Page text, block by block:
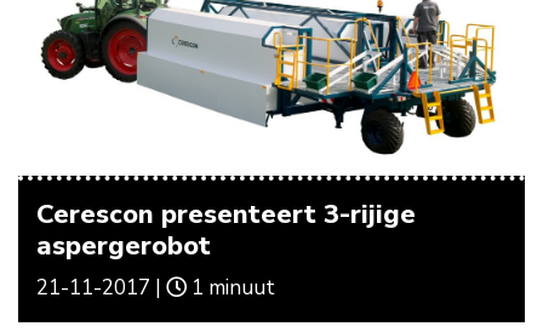
Cerescon presenteert 3-rijige
aspergerobot
21-11-2017 | 1 minuut